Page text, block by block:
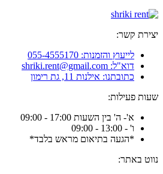
יצירת קשר:
לייעוץ והזמנות: 055-4555170
דוא"ל: shriki.rent@gmail.com
כתובתנו: אילנות 11, גת רימון
שעות פעילות:
א'- ה' בין השעות 17:00 - 09:00
ו' - 13:00 - 09:00
*הגעה בתיאום מראש בלבד*
נווט באתר: